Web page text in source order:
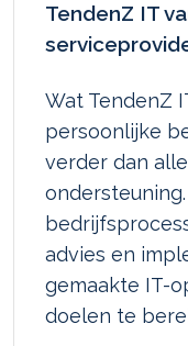
TendenZ IT
Wat TendenZ
persoonlijke
verder dan
advies en
gemaakte IT-
doelen te